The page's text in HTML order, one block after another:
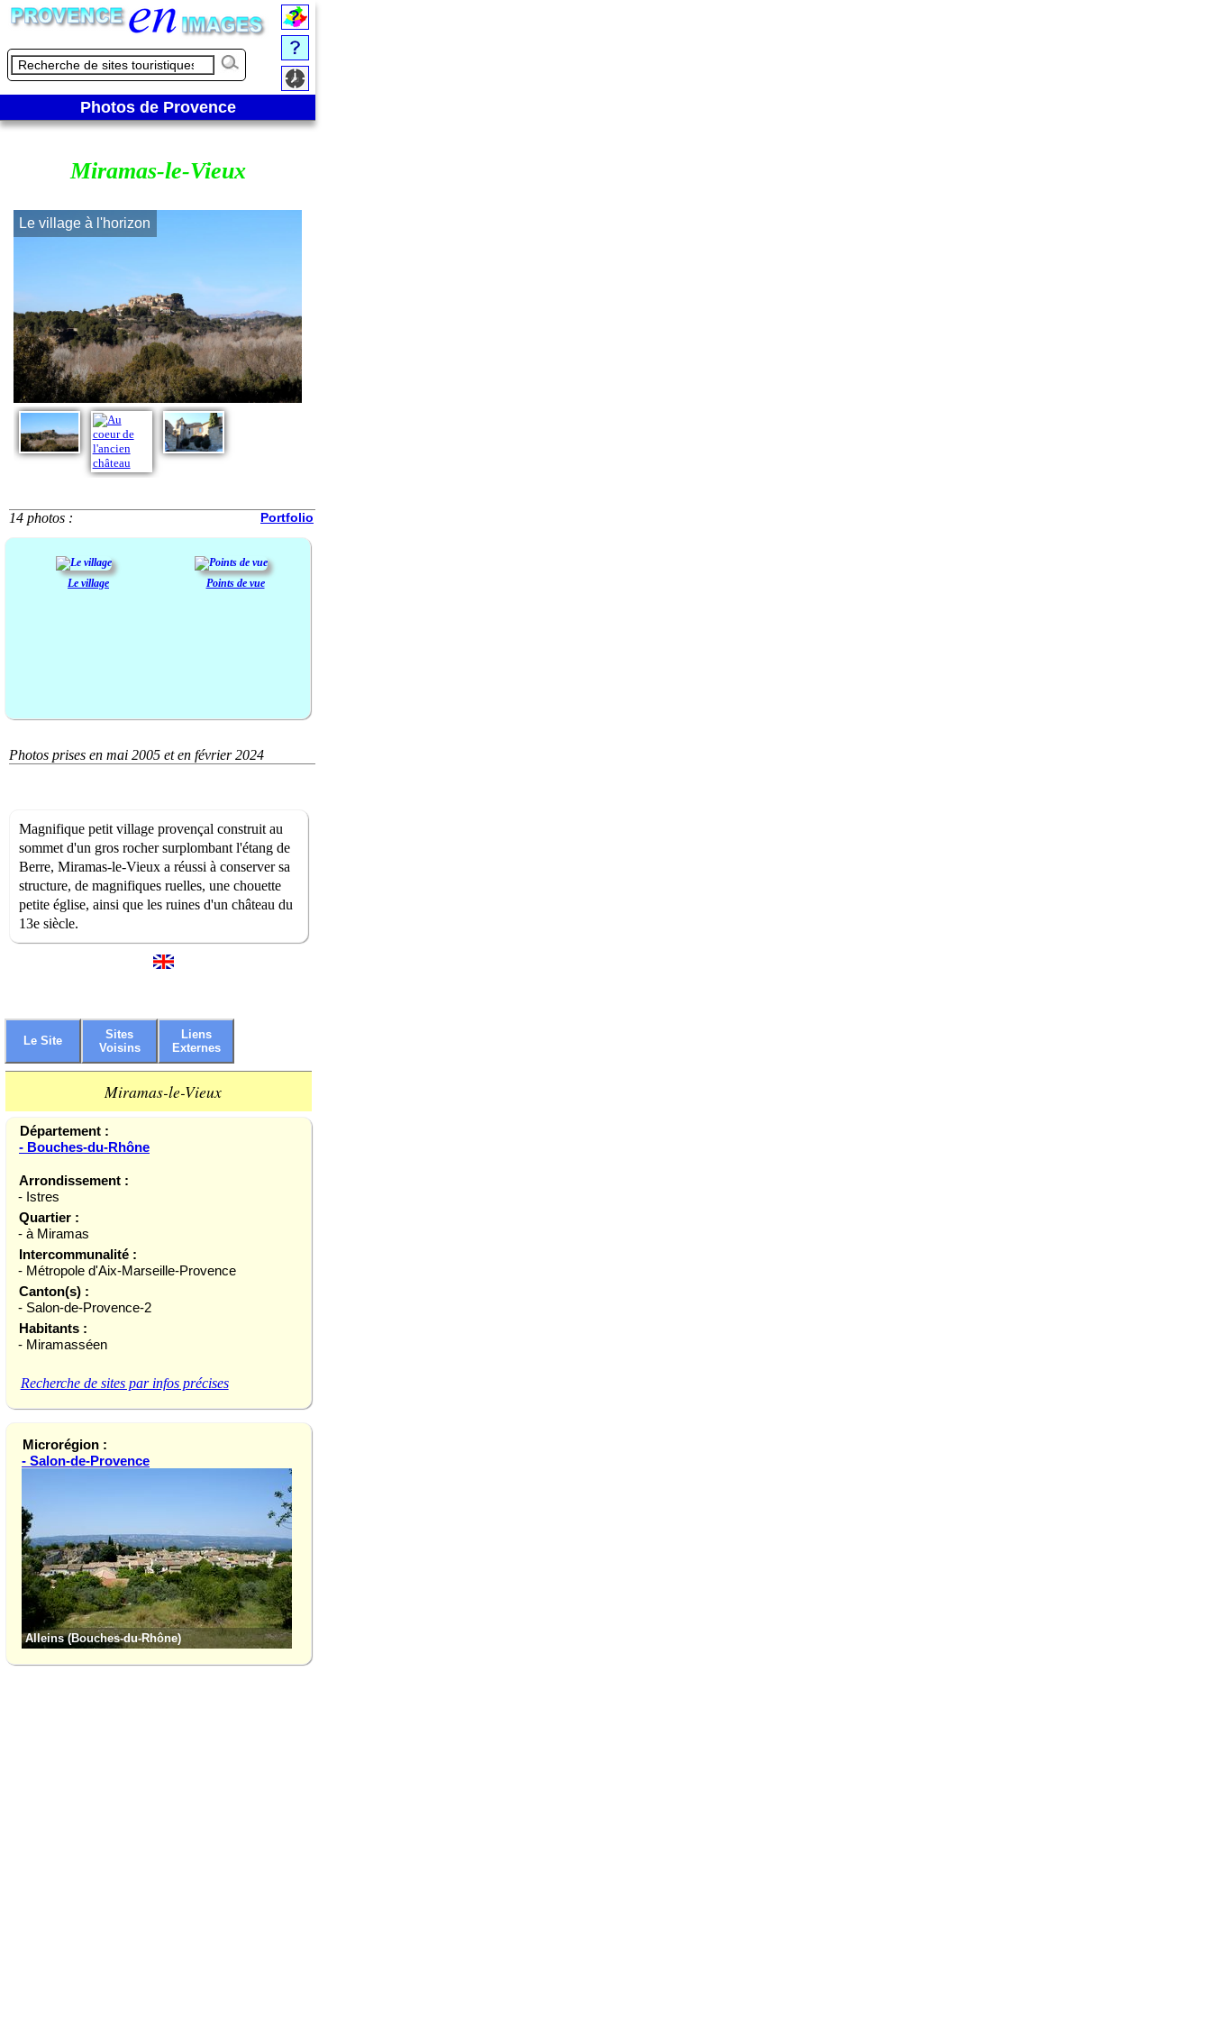
Photos de Provence
Miramas-le-Vieux
Le village à l'horizon
14 photos : Portfolio
Le village Points de vue
Photos prises en mai 2005 et en février 2024
Magnifique petit village provençal construit au
sommet d'un gros rocher surplombant l'étang de
Berre, Miramas-le-Vieux a réussi à conserver sa
structure, de magnifiques ruelles, une chouette
petite église, ainsi que les ruines d'un château du
13e siècle.
Le Site
Sites
Voisins
Liens
Externes
Miramas-le-Vieux
Département :
- Bouches-du-Rhône
Arrondissement :
- Istres
Quartier :
- à Miramas
Intercommunalité :
- Métropole d'Aix-Marseille-Provence
Canton(s) :
- Salon-de-Provence-2
Habitants :
- Miramasséen
Recherche de sites par infos précises
Microrégion :
- Salon-de-Provence
Alleins (Bouches-du-Rhône)